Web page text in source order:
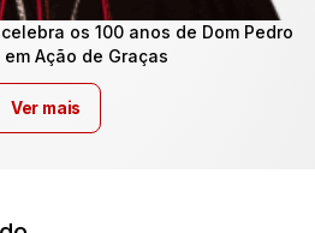
os 100 anos de Dom Pedro
Ação de Graças
Ver mais